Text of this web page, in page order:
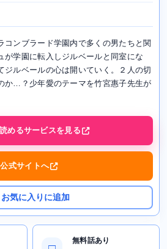
コンブラード学園内で多くの男たちと関
が学園に転入しジルベールと同室にな
ジルベールの心は開いていく。２人の切
か…？少年愛のテーマを竹宮惠子先生が
めるサービスを見る
公式サイトへ
気に入りに追加
無料話あり